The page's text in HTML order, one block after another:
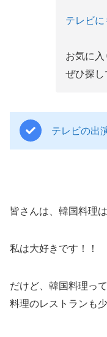
テレビ
お気に
ぜひ探し
テレビの出
皆さんは、韓国料理
私は大好きです！！
だけど、韓国料理っ
料理のレストランも